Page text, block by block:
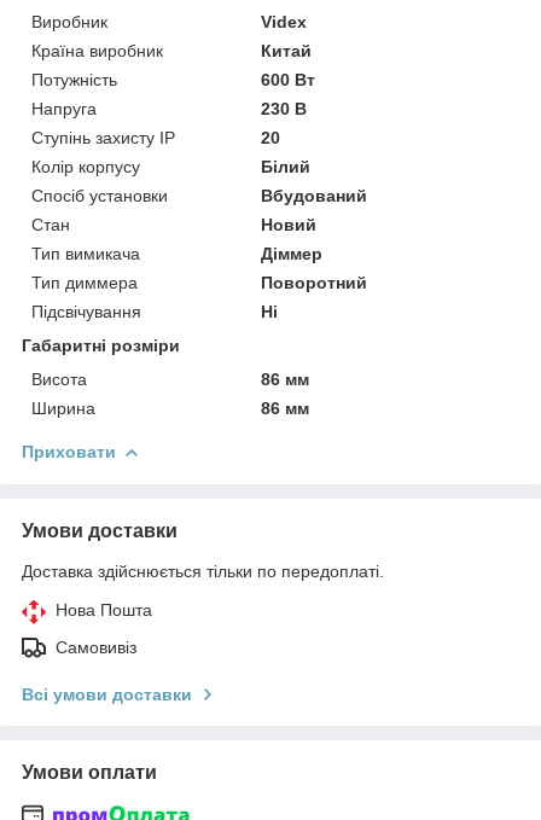
Виробник
Videx
Країна виробник
Китай
Потужність
600 Вт
Напруга
230 В
Ступінь захисту IP
20
Колір корпусу
Білий
Спосіб установки
Вбудований
Стан
Новий
Тип вимикача
Діммер
Тип диммера
Поворотний
Підсвічування
Ні
Габаритні розміри
Висота
86 мм
Ширина
86 мм
Приховати
Умови доставки
Доставка здійснюється тільки по передоплаті.
Нова Пошта
Самовивіз
Всі умови доставки
Умови оплати